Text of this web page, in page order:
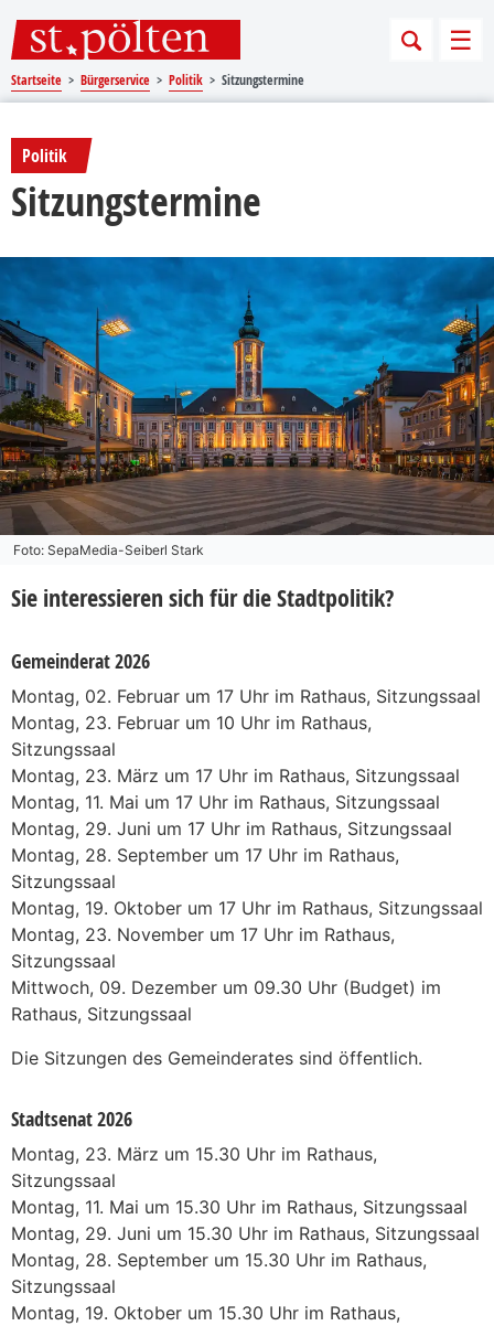
Startseite Bürgerservice Politik Sitzungstermine
Politik
Sitzungstermine
Foto: SepaMedia-Seiberl Stark
Sie interessieren sich für die Stadtpolitik?
Gemeinderat 2026
Montag, 02. Februar um 17 Uhr im Rathaus, Sitzungssaal
Montag, 23. Februar um 10 Uhr im Rathaus,
Sitzungssaal
Montag, 23. März um 17 Uhr im Rathaus, Sitzungssaal
Montag, 11. Mai um 17 Uhr im Rathaus, Sitzungssaal
Montag, 29. Juni um 17 Uhr im Rathaus, Sitzungssaal
Montag, 28. September um 17 Uhr im Rathaus,
Sitzungssaal
Montag, 19. Oktober um 17 Uhr im Rathaus, Sitzungssaal
Montag, 23. November um 17 Uhr im Rathaus,
Sitzungssaal
Mittwoch, 09. Dezember um 09.30 Uhr (Budget) im
Rathaus, Sitzungssaal
Die Sitzungen des Gemeinderates sind öffentlich.
Stadtsenat 2026
Montag, 23. März um 15.30 Uhr im Rathaus,
Sitzungssaal
Montag, 11. Mai um 15.30 Uhr im Rathaus, Sitzungssaal
Montag, 29. Juni um 15.30 Uhr im Rathaus, Sitzungssaal
Montag, 28. September um 15.30 Uhr im Rathaus,
Sitzungssaal
Montag, 19. Oktober um 15.30 Uhr im Rathaus,